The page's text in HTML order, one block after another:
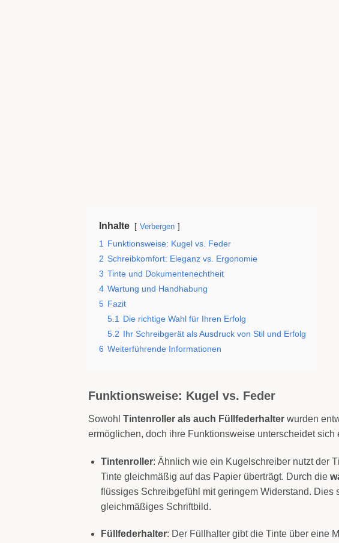
Inhalte Verbergen
1
Funktionsweise: Kugel vs. Feder
2 Schreibkomfort: Eleganz vs. Ergonomie
3 Tinte und Dokumentenechtheit
4 Wartung und Handhabung
5 Fazit
5.1
Die richtige Wahl für Ihren Erfolg
5.2 Ihr Schreibgerät als Ausdruck von Stil und Erfolg
6 Weiterführende Informationen
Funktionsweise: Kugel vs. Feder
Sowohl Tintenroller als auch Füllfederhalter wurden
ermöglichen, doch ihre Funktionsweise unterscheidet sich
Tintenroller: Ähnlich wie ein Kugelschreiber nutzt der
Tinte gleichmäßig auf das Papier überträgt. Durch die
flüssiges Schreibgefühl mit geringem Widerstand.
gleichmäßiges Schriftbild.
Füllfederhalter: Der Füllhalter gibt die Tinte über eine